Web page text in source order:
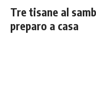
Tre tisane al
preparo a casa